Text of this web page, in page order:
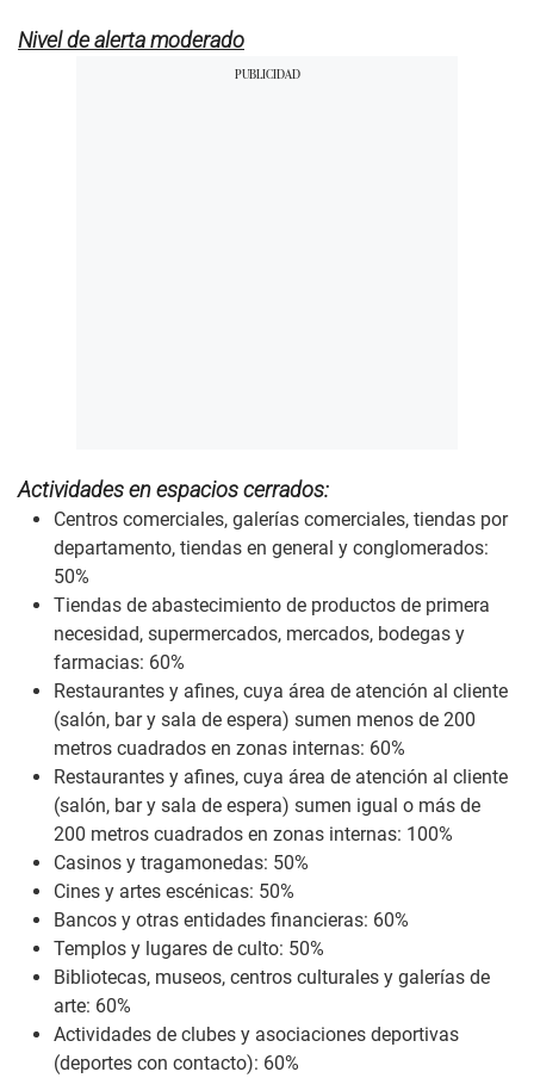
Nivel de alerta moderado
Actividades en espacios cerrados:
Centros comerciales, galerías comerciales, tiendas por
departamento, tiendas en general y conglomerados:
50%
Tiendas de abastecimiento de productos de primera
necesidad, supermercados, mercados, bodegas y
farmacias: 60%
Restaurantes y afines, cuya área de atención al cliente
(salón, bar y sala de espera) sumen menos de 200
metros cuadrados en zonas internas: 60%
Restaurantes y afines, cuya área de atención al cliente
(salón, bar y sala de espera) sumen igual o más de
200 metros cuadrados en zonas internas: 100%
Casinos y tragamonedas: 50%
Cines y artes escénicas: 50%
Bancos y otras entidades financieras: 60%
Templos y lugares de culto: 50%
Bibliotecas, museos, centros culturales y galerías de
arte: 60%
Actividades de clubes y asociaciones deportivas
(deportes con contacto): 60%